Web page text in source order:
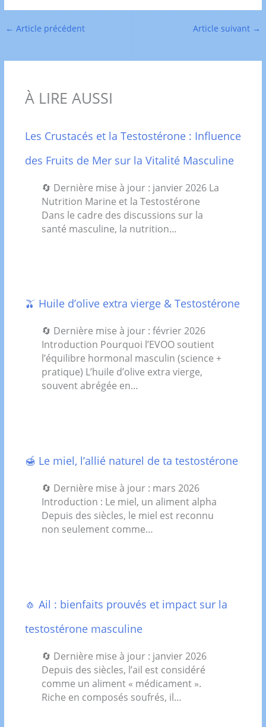
← Article précédent Article suivant →
À LIRE AUSSI
Les Crustacés et la Testostérone : Influence
des Fruits de Mer sur la Vitalité Masculine
🔄 Dernière mise à jour : janvier 2026 La
Nutrition Marine et la Testostérone
Dans le cadre des discussions sur la
santé masculine, la nutrition…
🫒 Huile d’olive extra vierge & Testostérone
🔄 Dernière mise à jour : février 2026
Introduction Pourquoi l’EVOO soutient
l’équilibre hormonal masculin (science +
pratique) L’huile d’olive extra vierge,
souvent abrégée en…
🍯 Le miel, l’allié naturel de ta testostérone
🔄 Dernière mise à jour : mars 2026
Introduction : Le miel, un aliment alpha
Depuis des siècles, le miel est reconnu
non seulement comme…
🧄 Ail : bienfaits prouvés et impact sur la
testostérone masculine
🔄 Dernière mise à jour : janvier 2026
Depuis des siècles, l’ail est considéré
comme un aliment « médicament ».
Riche en composés soufrés, il…